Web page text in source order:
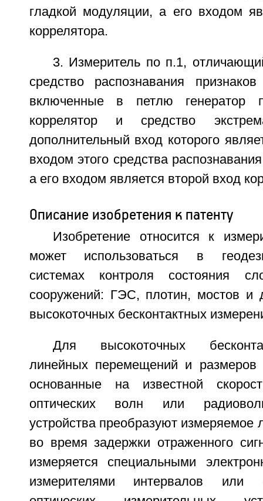
гладкой модуляции, а его входом
коррелятора.
3. Измеритель по п.1,
средство распознавания
включенные в петлю генератор
коррелятор и средство
дополнительный вход которого
входом этого средства
а его входом является второй вход
Описание изобретения к патенту
Изобретение относится к
может использоваться в
системах контроля состояния
сооружений: ГЭС, плотин, мостов и
высокоточных бесконтактных
Для высокоточных
линейных перемещений и
основанные на известной
оптических волн или
устройства преобразуют измеряемое
во время задержки отраженного
измеряется специальными
измерителями интервалов или